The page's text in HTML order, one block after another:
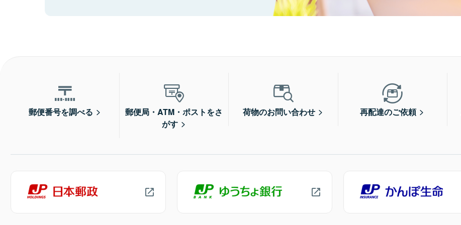
郵便番号を調べる
郵便局・ATM・ポストをさ
がす
荷物のお問い合わせ 再配達のご依頼